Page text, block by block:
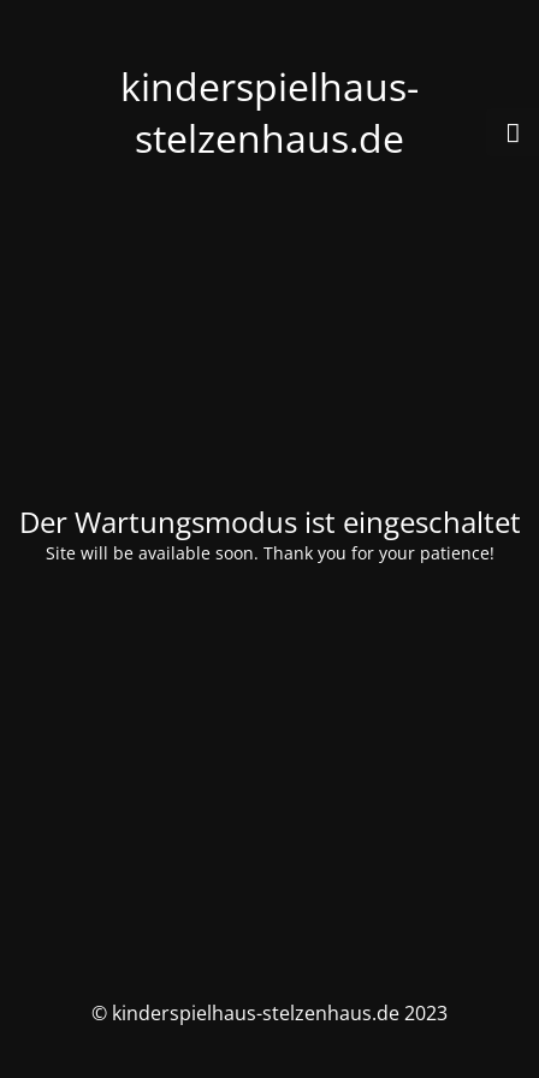
kinderspielhaus-
stelzenhaus.de
Der Wartungsmodus ist eingeschaltet
Site will be available soon. Thank you for your patience!
© kinderspielhaus-stelzenhaus.de 2023